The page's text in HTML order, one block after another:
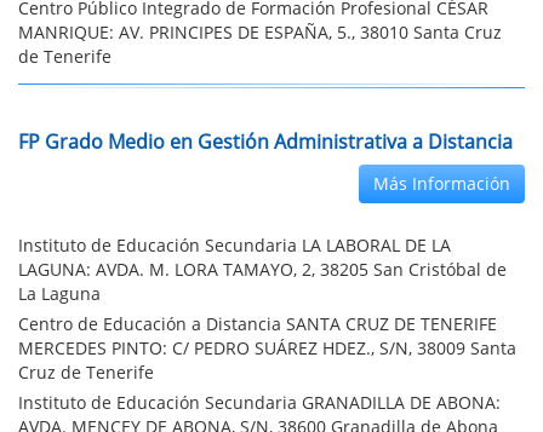
Centro Público Integrado de Formación Profesional CÉSAR
MANRIQUE: AV. PRINCIPES DE ESPAÑA, 5., 38010 Santa Cruz
de Tenerife
FP Grado Medio en Gestión Administrativa a Distancia
Más Información
Instituto de Educación Secundaria LA LABORAL DE LA
LAGUNA: AVDA. M. LORA TAMAYO, 2, 38205 San Cristóbal de
La Laguna
Centro de Educación a Distancia SANTA CRUZ DE TENERIFE
MERCEDES PINTO: C/ PEDRO SUÁREZ HDEZ., S/N, 38009 Santa
Cruz de Tenerife
Instituto de Educación Secundaria GRANADILLA DE ABONA:
AVDA. MENCEY DE ABONA, S/N, 38600 Granadilla de Abona